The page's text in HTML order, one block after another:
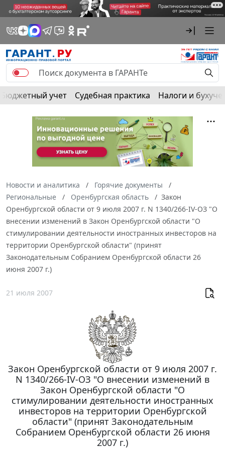
Бюджетный учет Судебная практика Налоги и
Новости и аналитика
Горячие документы
Региональные
Оренбургская область
Закон
Оренбургской области от 9 июля 2007 г. N 1340/266-IV-ОЗ "О
внесении изменений в Закон Оренбургской области "О
стимулировании деятельности иностранных инвесторов на
территории Оренбургской области" (принят
Законодательным Собранием Оренбургской области 26
июня 2007 г.)
21 июля 2007
Закон Оренбургской области от 9 июля 2007 г.
N 1340/266-IV-ОЗ "О внесении изменений в
Закон Оренбургской области "О
стимулировании деятельности иностранных
инвесторов на территории Оренбургской
области" (принят Законодательным
Собранием Оренбургской области 26 июня
2007 г.)